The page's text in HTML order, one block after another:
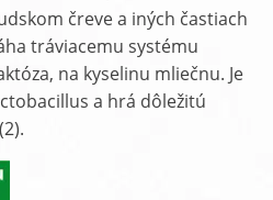
čreve a iných častiach
tráviacemu systému
na kyselinu mliečnu. Je
a hrá dôležitú